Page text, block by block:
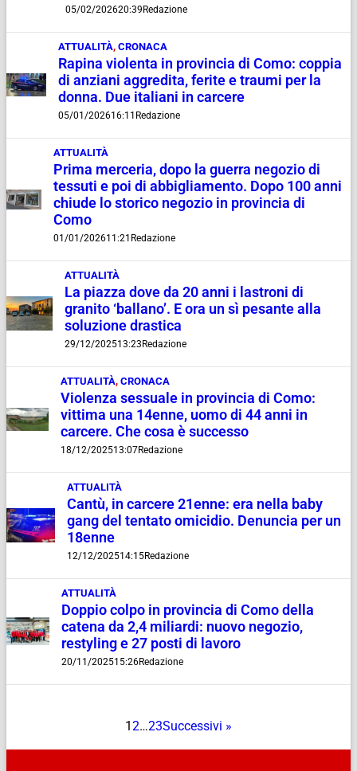
05/02/202620:39Redazione
ATTUALITÀ, CRONACA
Rapina violenta in provincia di Como: coppia
di anziani aggredita, ferite e traumi per la
donna. Due italiani in carcere
05/01/202616:11 Redazione
ATTUALITÀ
Prima merceria, dopo la guerra negozio di
tessuti e poi di abbigliamento. Dopo 100 anni
chiude lo storico negozio in provincia di
Como
01/01/202611:21 Redazione
ATTUALITÀ
La piazza dove da 20 anni i lastroni di
granito ‘ballano’. E ora un sì pesante alla
soluzione drastica
29/12/202513:23Redazione
ATTUALITÀ, CRONACA
Violenza sessuale in provincia di Como:
vittima una 14enne, uomo di 44 anni in
carcere. Che cosa è successo
18/12/202513:07Redazione
ATTUALITÀ
Cantù, in carcere 21enne: era nella baby
gang del tentato omicidio. Denuncia per un
18enne
12/12/202514:15Redazione
ATTUALITÀ
Doppio colpo in provincia di Como della
catena da 2,4 miliardi: nuovo negozio,
restyling e 27 posti di lavoro
20/11/202515:26Redazione
12…23Successivi »